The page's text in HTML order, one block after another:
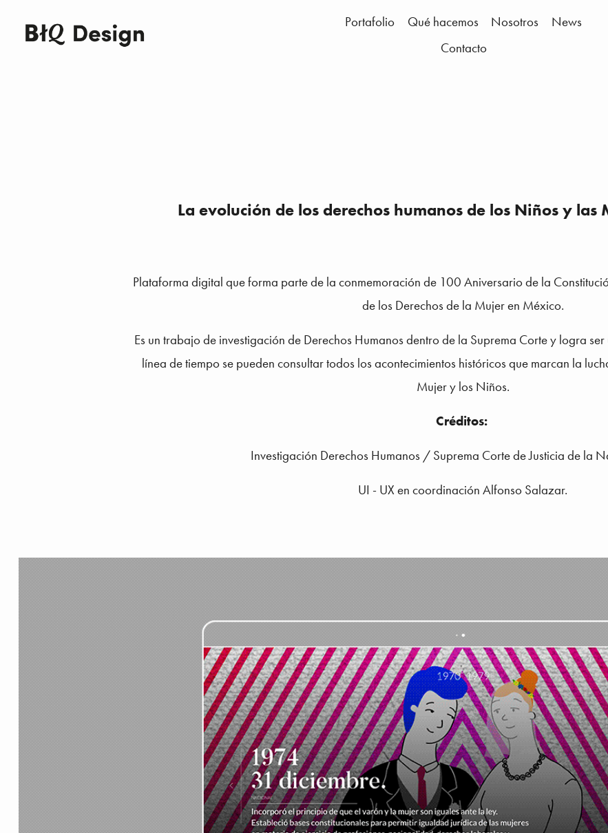
Portafolio Qué hacemos Nosotros
News
Contacto
La evolución de los derechos humanos de los Niños y las
Plataforma digital que forma parte de la conmemoración de 100 Aniversario de la
de los Derechos de la Mujer en México.
Es un trabajo de investigación de Derechos Humanos dentro de la Suprema Corte y logra
línea de tiempo se pueden consultar todos los acontecimientos históricos que marcan la
Mujer y los Niños.
Créditos:
Investigación Derechos Humanos / Suprema Corte de Justicia de la
UI - UX en coordinación Alfonso Salazar.